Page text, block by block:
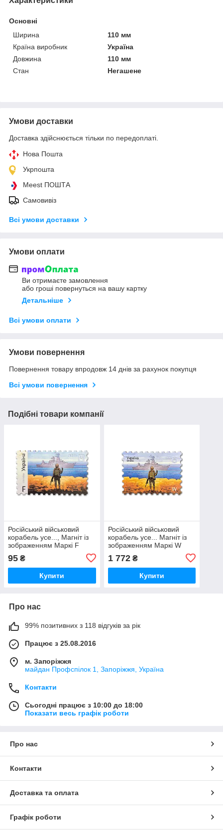
Основні
Ширина
110 мм
Країна виробник
Україна
Довжина
110 мм
Стан
Негашене
Умови доставки
Доставка здійснюється тільки по передоплаті.
Нова Пошта
Укрпошта
Meest ПОШТА
Самовивіз
Всі умови доставки
Умови оплати
Ви отримаєте замовлення
або гроші повернуться на вашу картку
Детальніше
Всі умови оплати
Умови повернення
Повернення товару впродовж 14 днів за рахунок покупця
Всі умови повернення
Подібні товари компанії
Російський військовий
корабель усе..., Магніт із
зображенням Маркі F
95 ₴
Купити
Російський військовий
корабель усе... Магніт із
зображенням Маркі W
1 772₴
Купити
Про нас
99% позитивних з 118 відгуків за рік
Працює з 25.08.2016
м. Запоріжжя
майдан Профспілок 1, Запоріжжя, Україна
Контакти
Сьогодні працює з 10:00 до 18:00
Показати весь графік роботи
Про нас
Контакти
Доставка та оплата
Графік роботи